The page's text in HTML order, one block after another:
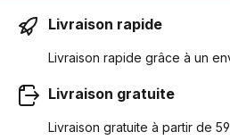
Livraison rapide
Livraison rapide grâce à un
Livraison gratuite
Livraison gratuite à partir de